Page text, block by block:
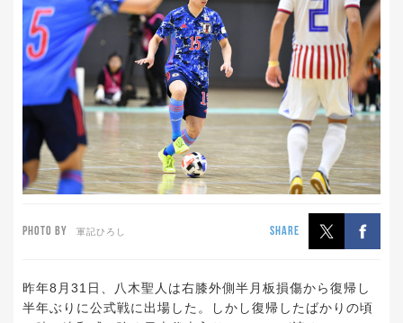
PHOTO BY 軍記ひろし SHARE
昨年8月31日、八木聖人は右膝外側半月板損傷から復帰し
半年ぶりに公式戦に出場した。しかし復帰したばかりの頃